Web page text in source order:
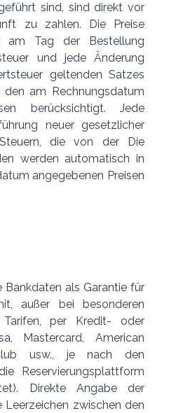
sind, sind direkt vor
zu zahlen. Die Preise
am Tag der Bestellung
und jede Änderung
geltenden Satzes
am Rechnungsdatum
berücksichtigt. Jede
neuer gesetzlicher
die von der Die
werden automatisch in
angegebenen Preisen
Bankdaten als Garantie für
außer bei besonderen
Tarifen, per Kredit- oder
Mastercard, American
usw., je nach den
Reservierungsplattform
Direkte Angabe der
Leerzeichen zwischen den